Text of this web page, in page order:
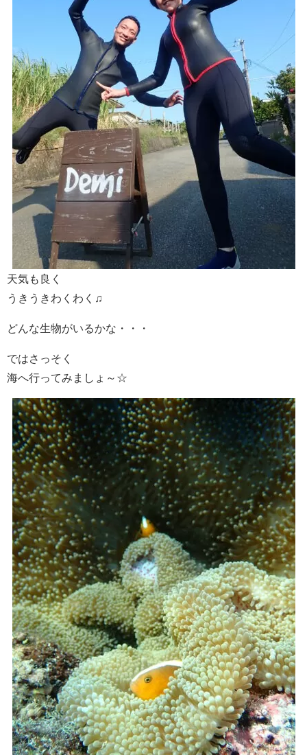
天気も良く
うきうきわくわく♫
どんな生物がいるかな・・・
ではさっそく
海へ行ってみましょ～☆